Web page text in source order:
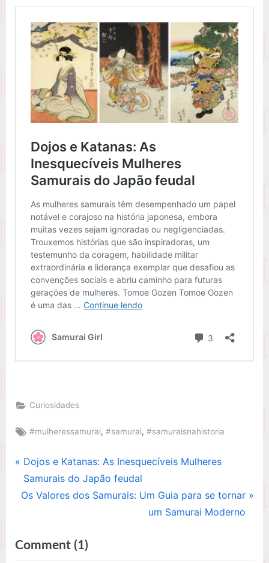
Curiosidades
Tags:
#mulheressamurai,#samurai,#samuraisnahistoria
Navegação
de
P
r
e
o
Dojos e Katanas: As Inesquecíveis Mulheres
Samurais do Japão feudal
N
t
Os Valores dos Samurais: Um Guia para se tornar
um Samurai Moderno
Comment (1)